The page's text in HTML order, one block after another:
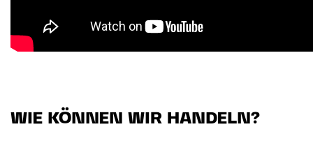
WIE KÖNNEN WIR HANDELN?